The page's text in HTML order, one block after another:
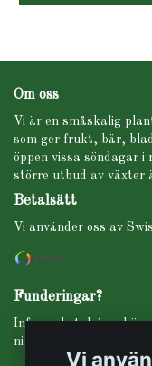
Om oss
Vi är en småskalig
som ger frukt, bär,
öppen vissa söndagar
större utbud av växter
Betalsätt
Vi använder oss av
Funderingar?
Info om betalning,
ni under fliken INFO i
Vi